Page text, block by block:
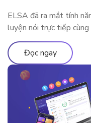
ELSA đã ra mắt tính
luyện nói trực tiếp
năng qua bài viết
Đọc ngay